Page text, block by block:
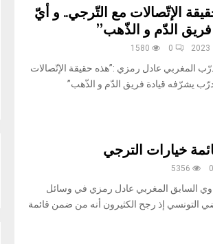
الإتّصالات مع التّرجي.. و أيّ
الدّم و الذّهب”
0
1580
المغربي عادل رمزي :”هذه حقيقة الإتّصالات
يشرّفه قيادة فريق الدّم و الذّهب”
خيارات الترجي
0
5356
السابق المغربي عادل رمزي في وسائل
التونسي إذ رجح الكثيرون أنه من ضمن قائمة